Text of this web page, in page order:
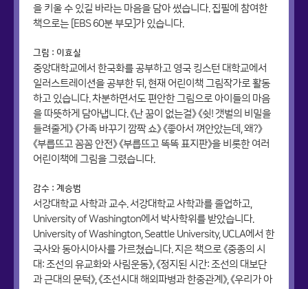
을 키울 수 있길 바라는 마음을 담아 썼습니다. 집필에 참여한
책으로는 [EBS 60분 부모]가 있습니다.
그림 : 이효실
중앙대학교에서 한국화를 공부하고 영국 킹스턴 대학교에서
일러스트레이션을 공부한 뒤, 현재 어린이책 그림작가로 활동
하고 있습니다. 차분하면서도 편안한 그림으로 아이들의 마음
을 따뜻하게 담아냅니다. 《난 꿈이 없는걸》 《쉿! 갯벌의 비밀을
들려줄게》 《가족 바꾸기 깜짝 쇼》 《좋아서 껴안았는데, 왜?》
《부릅뜨고 꼼꼼 안전》 《부릅뜨고 똑똑 표지판》을 비롯한 여러
어린이책에 그림을 그렸습니다.
감수 : 계승범
서강대학교 사학과 교수. 서강대학교 사학과를 졸업하고,
University of Washington에서 박사학위를 받았습니다.
University of Washington, Seattle University, UCLA에서 한
국사와 동아시아사를 가르쳤습니다. 지은 책으로 《중종의 시
대: 조선의 유교화와 사림운동》, 《정지된 시간: 조선의 대보단
과 근대의 문턱》, 《조선시대 해외파병과 한중관계》, 《우리가 아